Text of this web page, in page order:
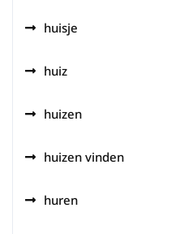
huisje
huiz
huizen
huizen vinden
huren